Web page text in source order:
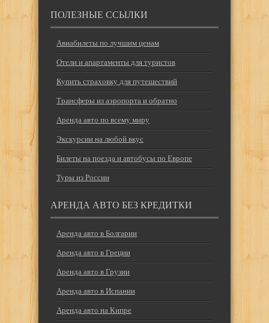
ПОЛЕЗНЫЕ ССЫЛКИ
Авиабилеты по лучшим ценам
Отели и апартаменты для туристов
Купить страховку для путешествий
Трансферы из аэропорта и обратно
Аренда авто по всему миру
Экскурсии на любой вкус
Билеты на поезда и автобусы по Европе
Туры из России
АРЕНДА АВТО БЕЗ КРЕДИТКИ
Аренда авто в Болгарии
Аренда авто в Греции
Аренда авто в Грузии
Аренда авто в Испании
Аренда авто на Кипре